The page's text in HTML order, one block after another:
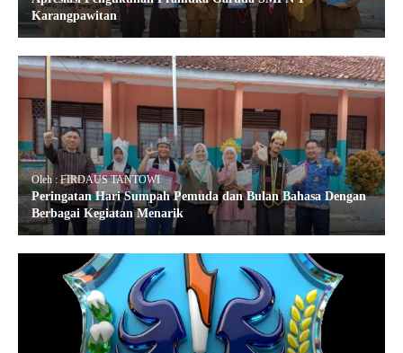
Karangpawitan
Oleh : FIRDAUS TANTOWI
Peringatan Hari Sumpah Pemuda dan Bulan Bahasa Dengan
Berbagai Kegiatan Menarik